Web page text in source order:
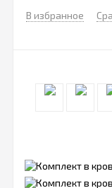
В избранное